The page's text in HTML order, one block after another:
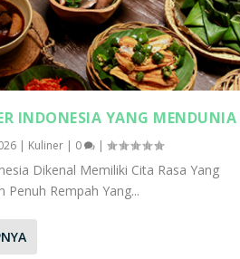
INDONESIA YANG MENDUNIA
| Kuliner| 0 |
Dikenal Memiliki Cita Rasa Yang
Penuh Rempah Yang...